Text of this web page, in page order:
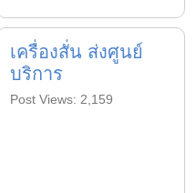
เครื่องสั่น ส่งศูนย์
บริการ
Post Views: 2,159